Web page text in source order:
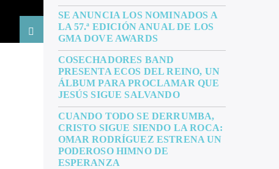
SE ANUNCIA LOS NOMINADOS A
LA 57.ª EDICIÓN ANUAL DE LOS
GMA DOVE AWARDS
COSECHADORES BAND
PRESENTA ECOS DEL REINO, UN
ÁLBUM PARA PROCLAMAR QUE
JESÚS SIGUE SALVANDO
CUANDO TODO SE DERRUMBA,
CRISTO SIGUE SIENDO LA ROCA:
OMAR RODRÍGUEZ ESTRENA UN
PODEROSO HIMNO DE
ESPERANZA